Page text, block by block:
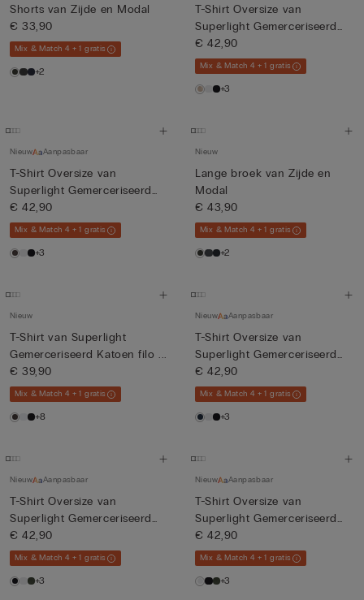
Shorts van Zijde en Modal
€ 33,90
Mix & Match 4 + 1 gratis
+2
T-Shirt Oversize van
Superlight Gemerceriseerd
Kat...
€ 42,90
Mix & Match 4 + 1 gratis
+3
Nieuw Aanpasbaar
T-Shirt Oversize van
Superlight Gemerceriseerd
Kat...
€ 42,90
Mix & Match 4 + 1 gratis
+3
Nieuw
Lange broek van Zijde en
Modal
€ 43,90
Mix & Match 4 + 1 gratis
+2
Nieuw
T-Shirt van Superlight
Gemerceriseerd Katoen filo ...
€ 39,90
Mix & Match 4 + 1 gratis
+8
Nieuw Aanpasbaar
T-Shirt Oversize van
Superlight Gemerceriseerd
Kat...
€ 42,90
Mix & Match 4 + 1 gratis
+3
Nieuw Aanpasbaar
T-Shirt Oversize van
Superlight Gemerceriseerd
Kat...
€ 42,90
Mix & Match 4 + 1 gratis
+3
Nieuw Aanpasbaar
T-Shirt Oversize van
Superlight Gemerceriseerd
Kat...
€ 42,90
Mix & Match 4 + 1 gratis
+3